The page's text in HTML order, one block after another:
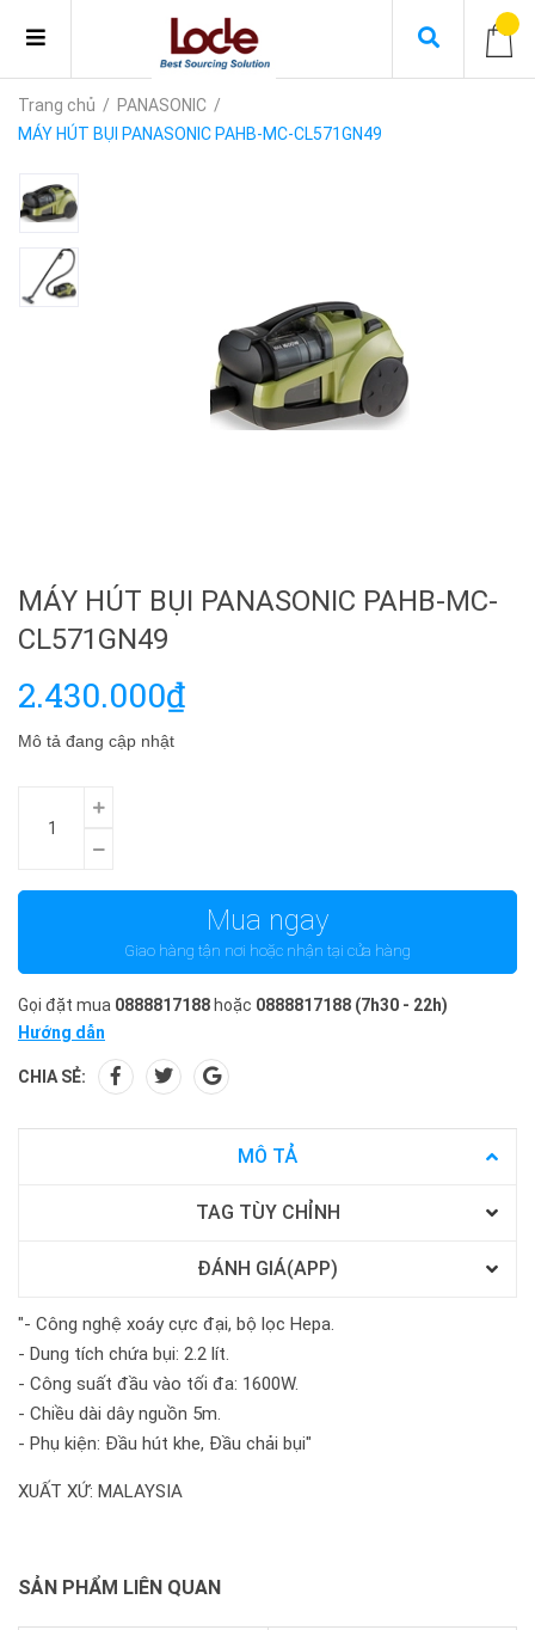
Trang chủ / PANASONIC /
MÁY HÚT BỤI PANASONIC PAHB-MC-CL571GN49
MÁY HÚT BỤI PANASONIC PAHB-MC-
CL571GN49
2.430.000₫
Mô tả đang cập nhật
Mua ngay
Giao hàng tận nơi hoặc nhận tại cửa hàng
Gọi đặt mua 0888817188 hoặc 0888817188 (7h30 - 22h)
Hướng dẫn
CHIA SẺ:
MÔ TẢ
TAG TÙY CHỈNH
ĐÁNH GIÁ(APP)
"- Công nghệ xoáy cực đại, bộ lọc Hepa.
- Dung tích chứa bụi: 2.2 lít.
- Công suất đầu vào tối đa: 1600W.
- Chiều dài dây nguồn 5m.
- Phụ kiện: Đầu hút khe, Đầu chải bụi"
XUẤT XỨ: MALAYSIA
SẢN PHẨM LIÊN QUAN